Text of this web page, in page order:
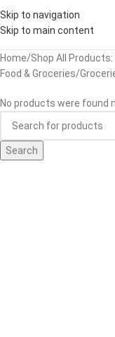
Skip to navigation
Skip to main content
Home/Shop All
Food & Groceries/
No products were found
Search